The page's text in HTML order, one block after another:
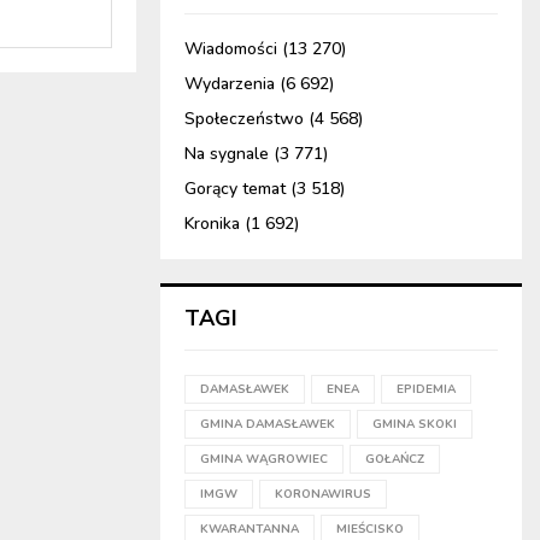
Wiadomości (13 270)
Wydarzenia (6 692)
Społeczeństwo (4 568)
Na sygnale (3 771)
Gorący temat(3 518)
Kronika (1 692)
TAGI
DAMASŁAWEK ENEA EPIDEMIA
GMINA DAMASŁAWEK GMINA SKOKI
GMINA WĄGROWIEC GOŁAŃCZ
IMGW KORONAWIRUS
KWARANTANNA MIEŚCISKO